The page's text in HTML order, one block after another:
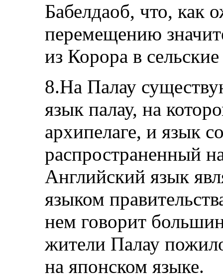
Бабелдаоб, что, как
перемещению
из Корора в
8.На Палау
язык палау, на
архипелаге, и язык
распространенный
Английский язык
языком
нем говорит
жители Палау
на японском языке.